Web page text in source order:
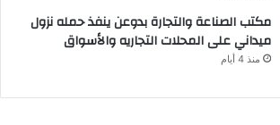
مكتب الصناعة والتجارة بدوعن ينفذ حمله نزول
ميداني على المحلات التجاريه والأسواق
منذ 4 أيام